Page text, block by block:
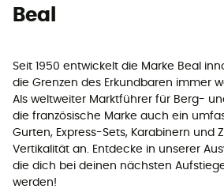
Beal
Seit 1950 entwickelt die Marke Beal
die Grenzen des Erkundbaren immer
Als weltweiter Marktführer für Berg-
die französische Marke auch ein
Gurten, Express-Sets, Karabinern und
Vertikalität an. Entdecke in unserer
die dich bei deinen nächsten
werden!